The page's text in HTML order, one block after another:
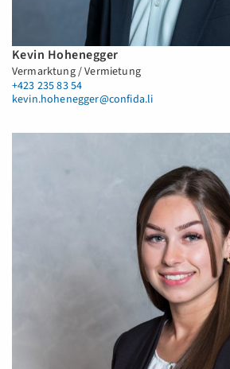
Kevin Hohenegger
Vermarktung / Vermietung
+423 235 83 54
kevin.hohenegger@confida.li